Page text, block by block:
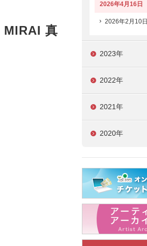
MIRAI 真
2026年4月16日
2026年2月10日
2023年
2022年
2021年
2020年